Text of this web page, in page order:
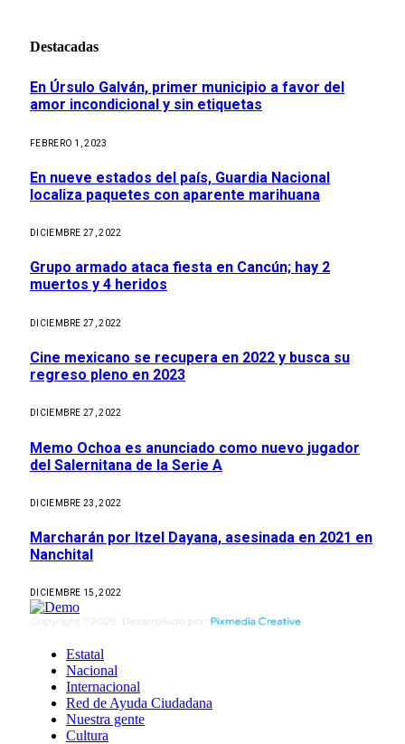
Destacadas
En Úrsulo Galván, primer municipio a favor del
amor incondicional y sin etiquetas
FEBRERO 1, 2023
En nueve estados del país, Guardia Nacional
localiza paquetes con aparente marihuana
DICIEMBRE 27, 2022
Grupo armado ataca fiesta en Cancún; hay 2
muertos y 4 heridos
DICIEMBRE 27, 2022
Cine mexicano se recupera en 2022 y busca su
regreso pleno en 2023
DICIEMBRE 27, 2022
Memo Ochoa es anunciado como nuevo jugador
del Salernitana de la Serie A
DICIEMBRE 23, 2022
Marcharán por Itzel Dayana, asesinada en 2021 en
Nanchital
DICIEMBRE 15, 2022
Estatal
Nacional
Internacional
Red de Ayuda Ciudadana
Nuestra gente
Cultura